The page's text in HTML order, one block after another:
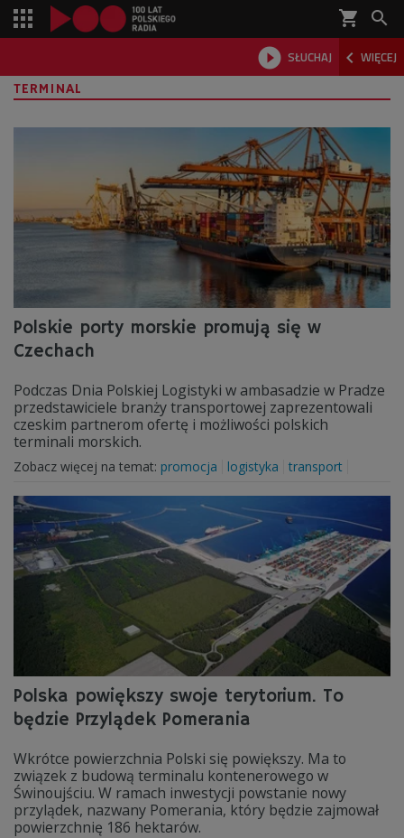
shopping_cart 
 SŁUCHAJ  WIĘCEJ

TERMINAL
Polskie porty morskie promują się w
Czechach
Podczas Dnia Polskiej Logistyki w ambasadzie w Pradze
przedstawiciele branży transportowej zaprezentowali
czeskim partnerom ofertę i możliwości polskich
terminali morskich.
Zobacz więcej na temat: promocja logistyka transport
Polska powiększy swoje terytorium. To
będzie Przylądek Pomerania
Wkrótce powierzchnia Polski się powiększy. Ma to
związek z budową terminalu kontenerowego w
Świnoujściu. W ramach inwestycji powstanie nowy
przylądek, nazwany Pomerania, który będzie zajmował
powierzchnię 186 hektarów.